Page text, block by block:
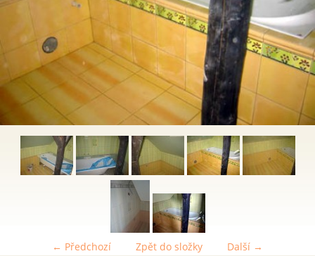
← Předchozí Další →
Zpět do složky